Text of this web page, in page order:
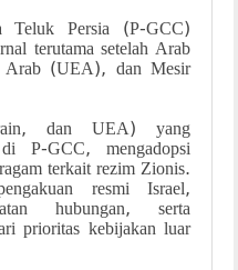
Teluk Persia (P-GCC)
terutama setelah Arab
Arab (UEA), dan Mesir
dan UEA) yang
P-GCC, mengadopsi
terkait rezim Zionis.
resmi Israel,
hubungan, serta
prioritas kebijakan luar